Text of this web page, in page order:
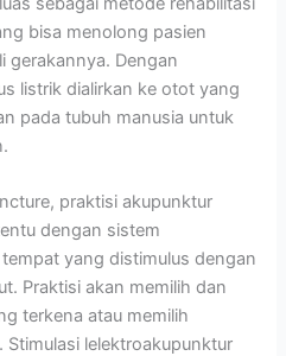
bisa menolong pasien
gerakannya. Dengan
listrik dialirkan ke otot yang
pada tubuh manusia untuk
praktisi akupunktur
dengan sistem
yang distimulus dengan
Praktisi akan memilih dan
terkena atau memilih
Stimulasi lelektroakupunktur